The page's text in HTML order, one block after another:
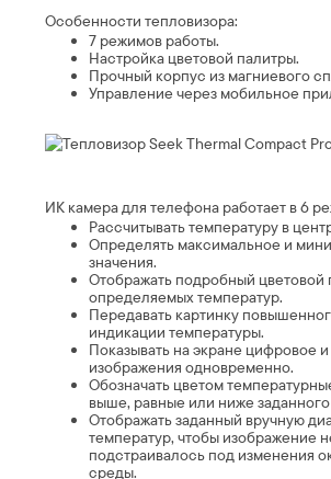
Особенности тепловизора:
7 режимов работы.
Настройка цветовой палитры.
Прочный корпус из магниевого
Управление через мобильное
ИК камера для телефона работает в 6
Рассчитывать температуру в
Определять максимальное и
значения.
Отображать подробный цветовой
определяемых температур.
Передавать картинку
индикации температуры.
Показывать на экране цифровое
изображения одновременно.
Обозначать цветом
выше, равные или ниже заданного
Отображать заданный вручную
температур, чтобы изображение
подстраивалось под изменения
среды.